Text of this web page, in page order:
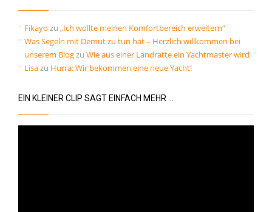
Fikayo zu „Ich wollte meinen Komfortbereich erweitern“
Was Segeln mit Demut zu tun hat – Herzlich willkommen bei
unserem Blogzu Wie aus einer Landratte ein Yachtmaster wird
Lisazu Hurra: Wir bekommen eine neue Yacht!
EIN KLEINER CLIP SAGT EINFACH MEHR …